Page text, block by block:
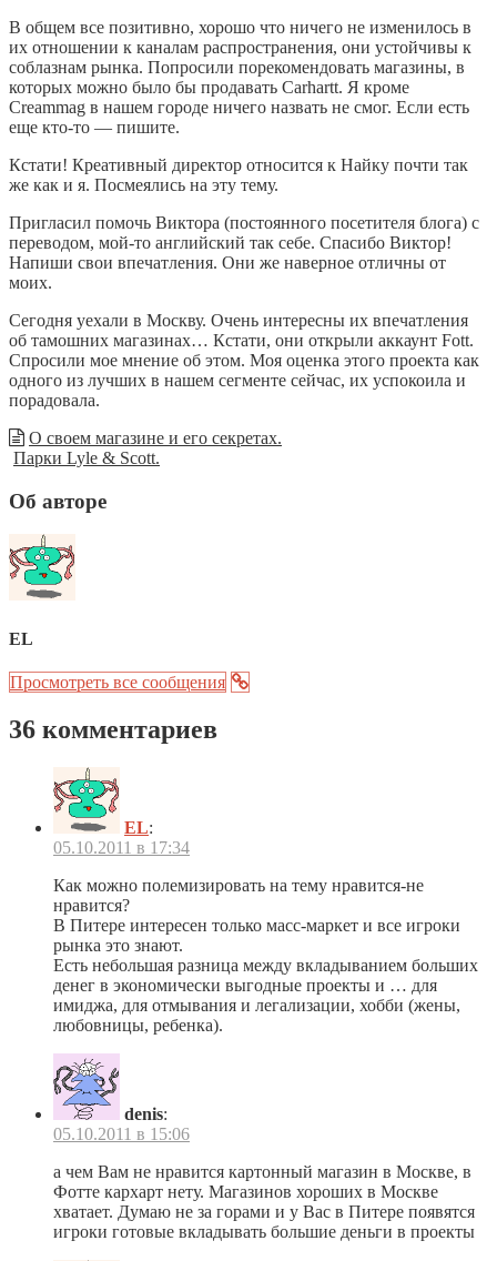
В общем все позитивно, хорошо что ничего не изменилось в
их отношении к каналам распространения, они устойчивы к
соблазнам рынка. Попросили порекомендовать магазины, в
которых можно было бы продавать Carhartt. Я кроме
Creammag в нашем городе ничего назвать не смог. Если есть
еще кто-то — пишите.
Кстати! Креативный директор относится к Найку почти так
же как и я. Посмеялись на эту тему.
Пригласил помочь Виктора (постоянного посетителя блога) с
переводом, мой-то английский так себе. Спасибо Виктор!
Напиши свои впечатления. Они же наверное отличны от
моих.
Сегодня уехали в Москву. Очень интересны их впечатления
об тамошних магазинах… Кстати, они открыли аккаунт Fott.
Спросили мое мнение об этом. Моя оценка этого проекта как
одного из лучших в нашем сегменте сейчас, их успокоила и
порадовала.
О своем магазине и его секретах.
Парки Lyle & Scott.
Об авторе
EL
Просмотреть все сообщения
36 комментариев
EL:
05.10.2011 в 17:34
Как можно полемизировать на тему нравится-не
нравится?
В Питере интересен только масс-маркет и все игроки
рынка это знают.
Есть небольшая разница между вкладыванием больших
денег в экономически выгодные проекты и … для
имиджа, для отмывания и легализации, хобби (жены,
любовницы, ребенка).
denis:
05.10.2011 в 15:06
а чем Вам не нравится картонный магазин в Москве, в
Фотте кархарт нету. Магазинов хороших в Москве
хватает. Думаю не за горами и у Вас в Питере появятся
игроки готовые вкладывать большие деньги в проекты